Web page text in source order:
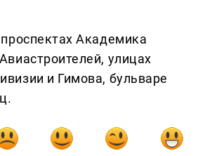
Академика
улицах
и Гимова, бульваре